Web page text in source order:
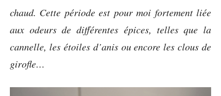
chaud. Cette période est pour moi fortement liée
aux odeurs de différentes épices, telles que la
cannelle, les étoiles d’anis ou encore les clous de
girofle…